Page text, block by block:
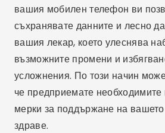
вашия мобилен телефон ви
съхранявате данните и лесно
вашия лекар, което улеснява
възможните промени и
усложнения. По този начин
че предприемате необходимите
мерки за поддържане на
здраве.